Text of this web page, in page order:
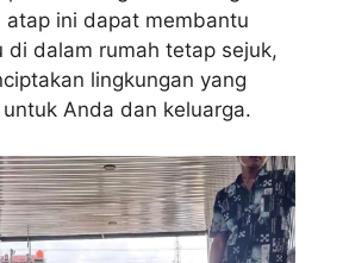
atap ini dapat membantu
di dalam rumah tetap sejuk,
lingkungan yang
Anda dan keluarga.